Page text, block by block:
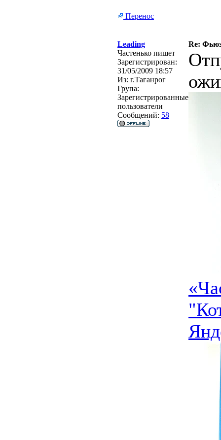
Перенос
Leading
Re:
Частенько пишет
Зарегистрирован:
31/05/2009 18:57
Из: г.Таганрог
Група:
Зарегистрированные
пользователи
Сообщений: 58